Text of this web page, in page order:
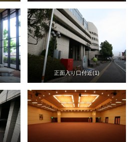
正面入り口付近(1)